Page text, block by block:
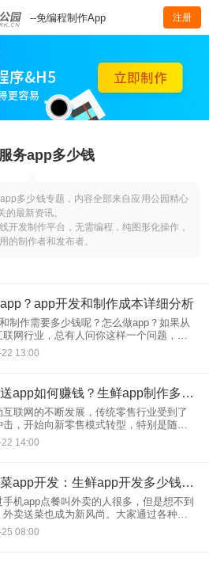
--免编程制作App 注册
务app多少钱
多少钱专题，内容全部来自应用公园精心
最新资讯。
开发制作平台，无需编程，纯图形化操作，
的制作者和发布者。
？app开发和制作成本详细分析
制作需要多少钱呢？怎么做app？如果从
网行业，总有人问你这样一个问题，开
多少钱？遇到这种情况，我通常都会反
要开发这样一个app？app给什么样的人
13:00
生鲜配送app如何赚钱？生鲜app制作多少钱？
互联网的不断发展，传统零售行业受到了
击，开始向新零售模式转型，特别是随着
、美团买菜、京东到家、苏宁小店等移动
杀入新零售行业，生鲜行业迎来巨变，
14:00
手机买菜app开发：生鲜app开发多少钱？免编程制作买菜app
手机app点餐叫外卖的人很多，但是想不到
外卖送菜也成为新风尚。大家通过各种买
在家就能购买生鲜水果产品，之后有外卖
门。特别是进入2020年之后，在很多城
08:00